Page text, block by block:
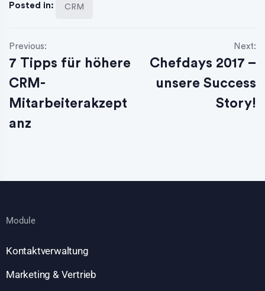
Posted in: CRM
Previous:
7 Tipps für höhere
CRM-
Mitarbeiterakzept
anz
Next:
Chefdays 2017 –
unsere Success
Story!
Module
Kontaktverwaltung
Marketing & Vertrieb